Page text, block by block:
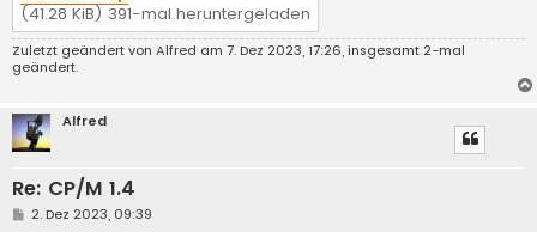
(41.28 KiB) 391-mal heruntergeladen
Zuletzt geändert von Alfred am 7. Dez 2023, 17:26, insgesamt 2-mal
geändert.
Alfred
Re: CP/M 1.4
B2. Dez 2023, 09:39